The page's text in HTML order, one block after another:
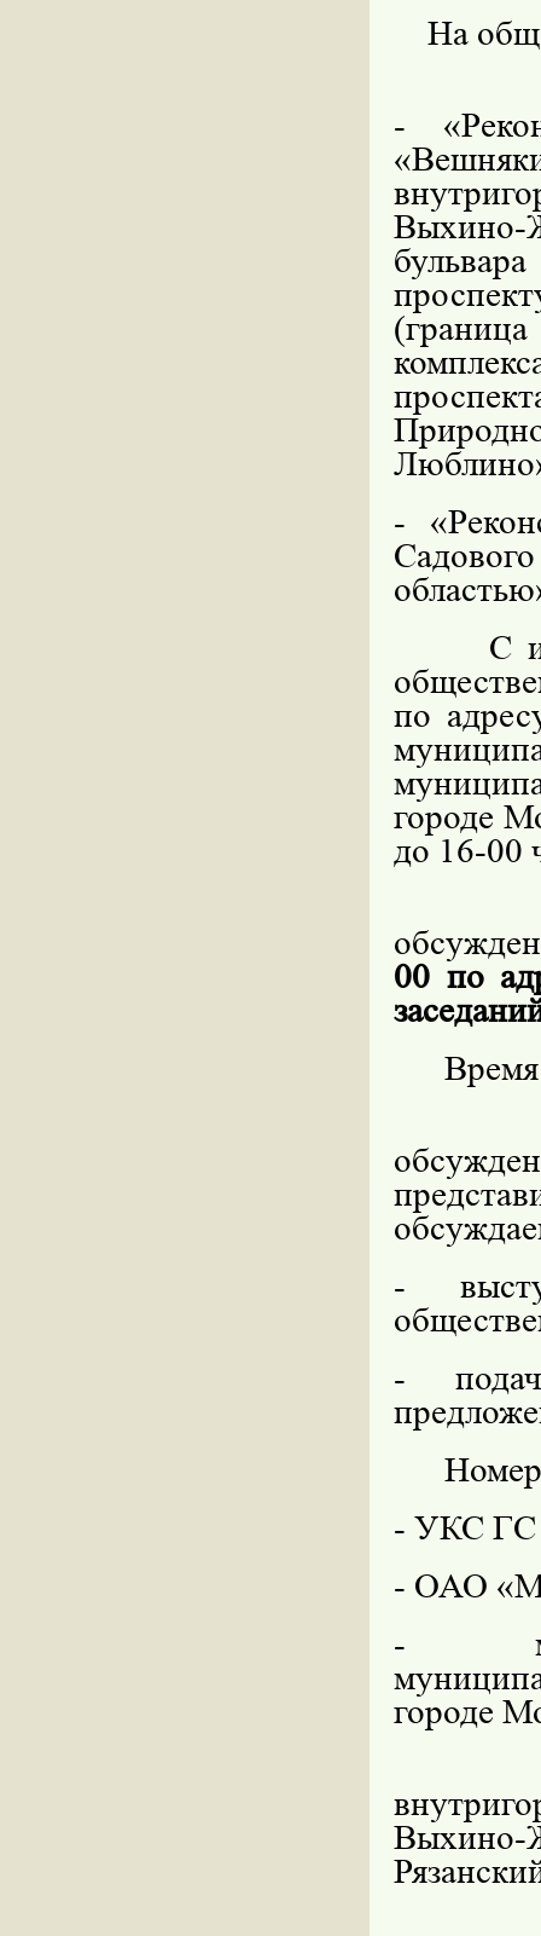
На
-
-
С
по
городе
до 16-00
00 по
Время
-
-
- УКС ГС
- ОАО
-
городе